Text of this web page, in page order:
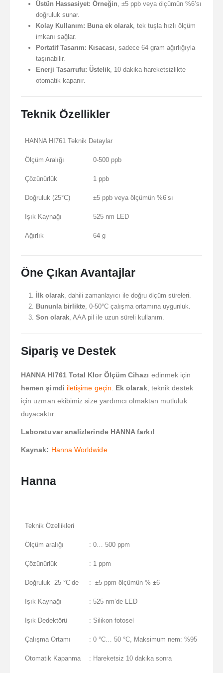
Üstün Hassasiyet: Örneğin , ±5 ppb veya ölçümün %6’sı
doğruluk sunar.
Kolay Kullanım: Buna ek olarak, tek tuşla hızlı ölçüm
imkanı sağlar.
Portatif Tasarım: Kısacası , sadece 64 gram ağırlığıyla
taşınabilir.
Enerji Tasarrufu: Üstelik, 10 dakika hareketsizlikte
otomatik kapanır.
Teknik Özellikler
HANNA HI761 Teknik Detaylar
Ölçüm Aralığı 0-500 ppb
Çözünürlük 1 ppb
Doğruluk (25°C) ±5 ppb veya ölçümün %6’sı
Işık Kaynağı 525 nm LED
Ağırlık 64 g
Öne Çıkan Avantajlar
İlk olarak, dahili zamanlayıcı ile doğru ölçüm süreleri.
Bununla birlikte, 0-50°C çalışma ortamına uygunluk.
Son olarak, AAA pil ile uzun süreli kullanım.
Sipariş ve Destek
HANNA HI761 Total Klor Ölçüm Cihazı edinmek için
hemen şimdi iletişime geçin. Ek olarak, teknik destek
için uzman ekibimiz size yardımcı olmaktan mutluluk
duyacaktır.
Laboratuvar analizlerinde HANNA farkı!
Kaynak: Hanna Worldwide
Hanna
Teknik Özellikleri
Ölçüm aralığı : 0… 500 ppm
Çözünürlük : 1 ppm
Doğruluk 25 °C’de : ±5 ppm ölçümün % ±6
Işık Kaynağı : 525 nm’de LED
Işık Dedektörü : Silikon fotosel
Çalışma Ortamı : 0 °C… 50 °C, Maksimum nem: %95
Otomatik Kapanma : Hareketsiz 10 dakika sonra